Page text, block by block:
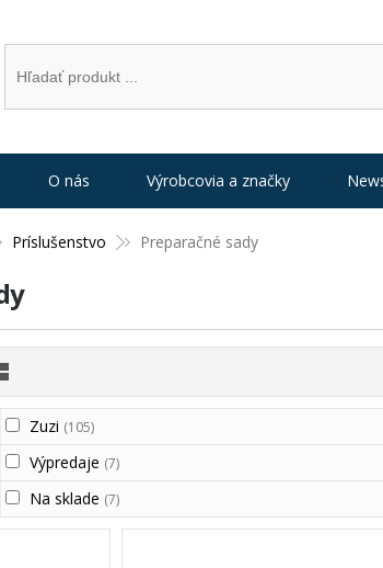
Príslušenstvo Preparačné sady
Zuzi (105)
Výpredaje (7)
Na sklade (7)
O nás Výrobcovia a značky